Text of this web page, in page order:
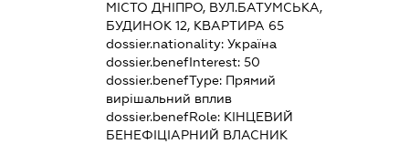
МІСТО ДНІПРО, ВУЛ.БАТУМСЬКА,
БУДИНОК 12, КВАРТИРА 65
dossier.nationality:Україна
dossier.benefInterest:50
dossier.benefType: Прямий
вирішальний вплив
dossier.benefRole: КІНЦЕВИЙ
БЕНЕФІЦІАРНИЙ ВЛАСНИК